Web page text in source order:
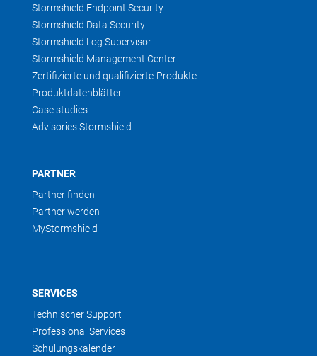
Stormshield Endpoint Security
Stormshield Data Security
Stormshield Log Supervisor
Stormshield Management Center
Zertifizierte und qualifizierte-Produkte
Produktdatenblätter
Case studies
Advisories Stormshield
PARTNER
Partner finden
Partner werden
MyStormshield
SERVICES
Technischer Support
Professional Services
Schulungskalender